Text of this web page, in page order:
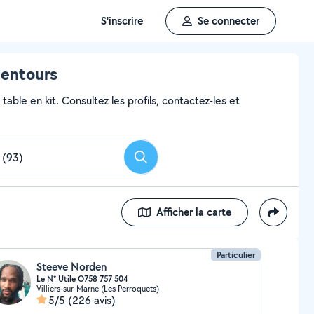
S'inscrire Se connecter
en kit. Consultez les profils, contactez-les et
Rechercher
Afficher la carte
Particulier
Steeve Norden
Le N* Utile O758 757 504
Villiers-sur-Marne (Les Perroquets)
5/5 (226 avis)